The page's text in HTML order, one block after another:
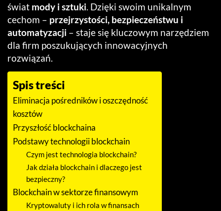
świat mody i sztuki. Dzięki swoim unikalnym
cechom – przejrzystości, bezpieczeństwu i
automatyzacji – staje się kluczowym narzędziem
dla firm poszukujących innowacyjnych
rozwiązań.
Spis treści
Eliminacja pośredników i oszczędność
kosztów
Przyszłość blockchaina
Podstawy technologii blockchain
Czym jest technologia blockchain?
Jak działa blockchain i dlaczego jest
bezpieczny?
Blockchain w sektorze finansowym
Kryptowaluty i ich rola w finansach